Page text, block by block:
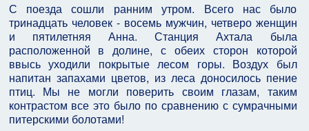
С поезда сошли ранним утром. Всего нас было
тринадцать человек - восемь мужчин, четверо женщин
и пятилетняя Анна. Станция Ахтала была
расположенной в долине, с обеих сторон которой
ввысь уходили покрытые лесом горы. Воздух был
напитан запахами цветов, из леса доносилось пение
птиц. Мы не могли поверить своим глазам, таким
контрастом все это было по сравнению с сумрачными
питерскими болотами!